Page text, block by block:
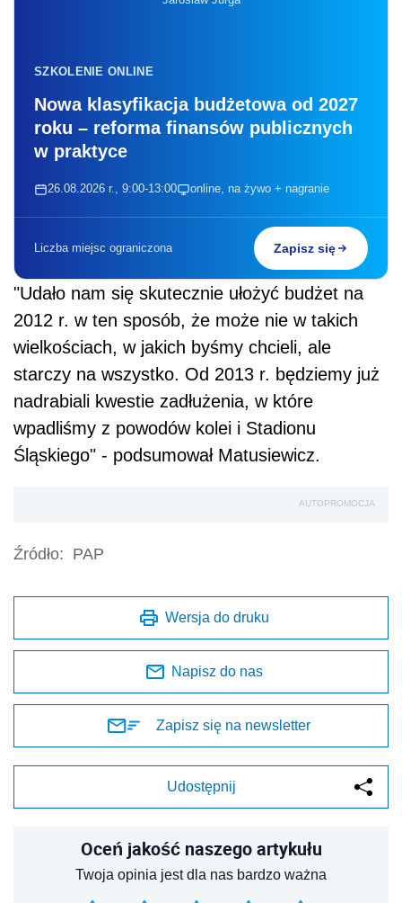
SZKOLENIE ONLINE
Nowa klasyfikacja budżetowa od 2027
roku – reforma finansów publicznych
w praktyce
26.08.2026 r., 9:00-13:00 online, na żywo + nagranie
Liczba miejsc ograniczona Zapisz się
"Udało nam się skutecznie ułożyć budżet na
2012 r. w ten sposób, że może nie w takich
wielkościach, w jakich byśmy chcieli, ale
starczy na wszystko. Od 2013 r. będziemy już
nadrabiali kwestie zadłużenia, w które
wpadliśmy z powodów kolei i Stadionu
Śląskiego" - podsumował Matusiewicz.
AUTOPROMOCJA
Źródło: PAP
Wersja do druku
Napisz do nas
Zapisz się na newsletter
Udostępnij
Oceń jakość naszego artykułu
Twoja opinia jest dla nas bardzo ważna